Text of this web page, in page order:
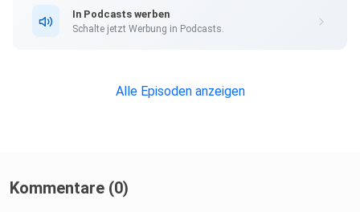
immer gerne hingegangen und konnte tolle Erfahrungen
Redakteurin – du
In Podcasts werben
Schalte jetzt Werbung in Podcasts.
Alle Episoden anzeigen
Kommentare (0)